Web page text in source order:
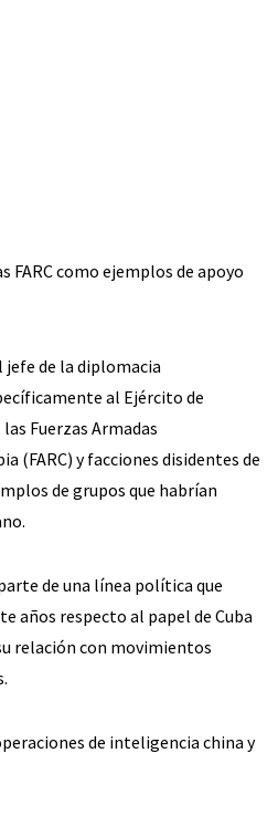
FARC como ejemplos de apoyo
de la diplomacia
al Ejército de
Fuerzas Armadas
(FARC) y facciones disidentes de
de grupos que habrían
de una línea política que
años respecto al papel de Cuba
relación con movimientos
de inteligencia china y